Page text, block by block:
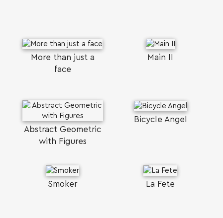
More than just a
face
Main II
Abstract Geometric
with Figures
Bicycle Angel
Smoker La Fete